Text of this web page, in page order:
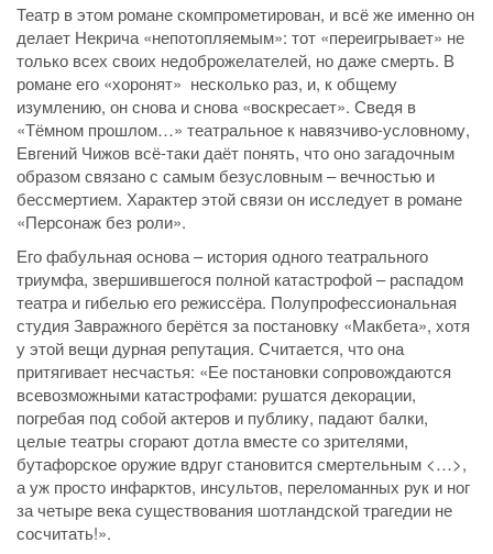
Театр в этом романе скомпрометирован, и всё же именно он
делает Некрича «непотопляемым»: тот «переигрывает» не
только всех своих недоброжелателей, но даже смерть. В
романе его «хоронят» несколько раз, и, к общему
изумлению, он снова и снова «воскресает». Сведя в
«Тёмном прошлом…» театральное к навязчиво-условному,
Евгений Чижов всё-таки даёт понять, что оно загадочным
образом связано с самым безусловным – вечностью и
бессмертием. Характер этой связи он исследует в романе
«Персонаж без роли».
Его фабульная основа – история одного театрального
триумфа, звершившегося полной катастрофой – распадом
театра и гибелью его режиссёра. Полупрофессиональная
студия Завражного берётся за постановку «Макбета», хотя
у этой вещи дурная репутация. Считается, что она
притягивает несчастья: «Ее постановки сопровождаются
всевозможными катастрофами: рушатся декорации,
погребая под собой актеров и публику, падают балки,
целые театры сгорают дотла вместе со зрителями,
бутафорское оружие вдруг становится смертельным <…>,
а уж просто инфарктов, инсультов, переломанных рук и ног
за четыре века существования шотландской трагедии не
сосчитать!».